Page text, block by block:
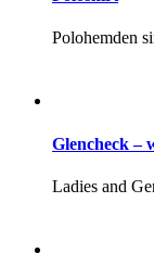
Polohemden
Glencheck –
Ladies and